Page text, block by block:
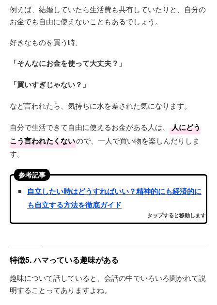
例えば、結婚していたら生活費も共有していたりと、自分の
お金でも自由に使えないこともあるでしょう。
好きなものを買う時、
「そんなにお金を使って大丈夫？」
「買いすぎじゃない？」
など言われたら、気持ちに水を差された気になります。
自分で生活できて自由に使えるお金がある人は、
人にどう
こう言われたくないので、一人で買い物を楽しんだりしま
す。
参考記事
自立したい時はどうすればいい？精神的にも経済的に
も自立する方法を徹底ガイド
タップすると移動します
特徴5. ハマっている趣味がある
趣味について話していると、会話の中でいろいろ聞かれて説
明することってありますよね。